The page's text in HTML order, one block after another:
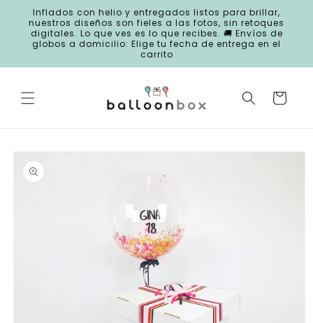
directamente
al contenido
Inflados con helio y entregados listos para brillar,
nuestros diseños son fieles a las fotos, sin retoques
digitales. Lo que ves es lo que recibes. 🚚 Envíos de
globos a domicilio: Elige tu fecha de entrega en el
carrito
Carrito
directamente
a la
información